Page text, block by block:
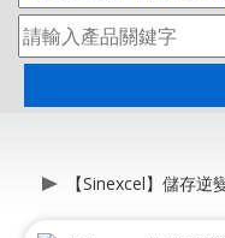
【Sinexcel】儲存逆